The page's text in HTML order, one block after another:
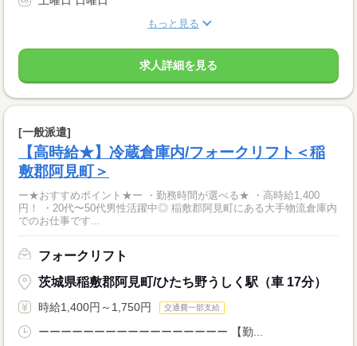
もっと見る
求人詳細を見る
[一般派遣]
【高時給★】冷蔵倉庫内/フォークリフト＜稲
敷郡阿見町＞
ー★おすすめポイント★ー ・勤務時間が選べる★ ・高時給1,400
円！ ・20代〜50代男性活躍中◎ 稲敷郡阿見町にある大手物流倉庫内
でのお仕事です...
フォークリフト
茨城県稲敷郡阿見町/ひたち野うしく駅（車 17分）
時給1,400円～1,750円 交通費一部支給
ーーーーーーーーーーーーーーーーー 【勤...